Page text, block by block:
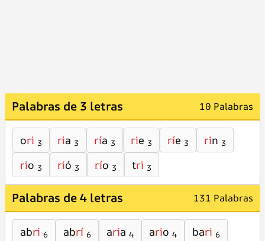
Palabras de 3 letras 10 Palabras
ori 3 ria 3 ría 3 rie 3 ríe 3 rin 3
rio 3 rió 3 río 3 tri 3
Palabras de 4 letras 131 Palabras
abri 6 abrí 6 aria 4 ario 4 bari 6